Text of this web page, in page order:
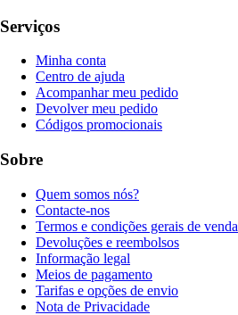
Serviços
Minha conta
Centro de ajuda
Acompanhar meu pedido
Devolver meu pedido
Códigos promocionais
Sobre
Quem somos nós?
Contacte-nos
Termos e condições gerais de venda
Devoluções e reembolsos
Informação legal
Meios de pagamento
Tarifas e opções de envio
Nota de Privacidade